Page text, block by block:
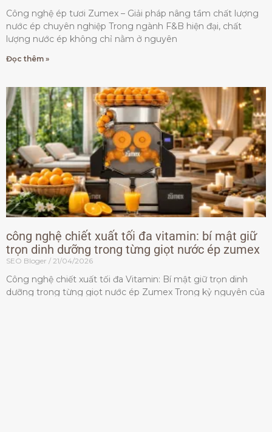
Công nghệ ép tươi Zumex – Giải pháp nâng tầm chất lượng
nước ép chuyên nghiệp Trong ngành F&B hiện đại, chất
lượng nước ép không chỉ nằm ở nguyên
Đọc thêm »
công nghệ chiết xuất tối đa vitamin: bí mật giữ
trọn dinh dưỡng trong từng giọt nước ép zumex
SEO Bloger 21/04/2026
Công nghệ chiết xuất tối đa Vitamin: Bí mật giữ trọn dinh
dưỡng trong từng giọt nước ép Zumex Trong kỷ nguyên của